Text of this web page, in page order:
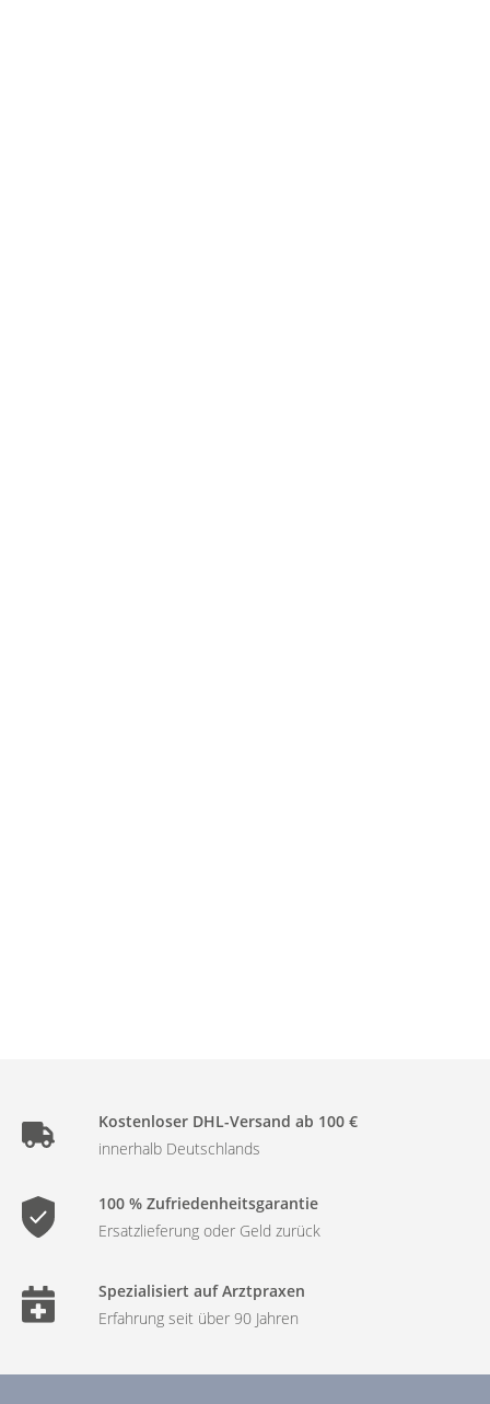
Kostenloser DHL-Versand ab 100 €
innerhalb Deutschlands
100 % Zufriedenheitsgarantie
Ersatzlieferung oder Geld zurück
Spezialisiert auf Arztpraxen
Erfahrung seit über 90 Jahren